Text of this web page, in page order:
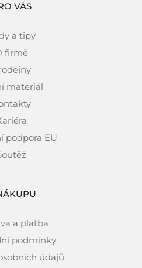
VÁS
a tipy
firmě
materiál
podpora EU
a platba
podmínky
údajů